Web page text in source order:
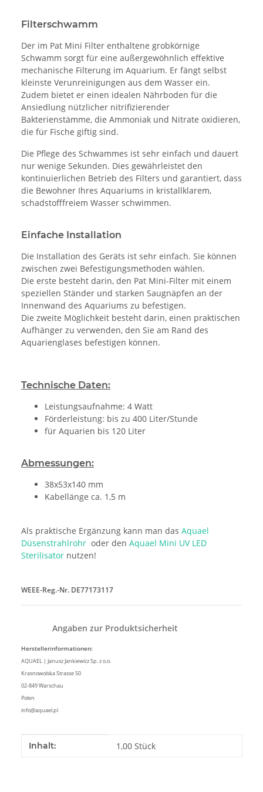
Filterschwamm
Der im Pat Mini Filter enthaltene grobkörnige
Schwamm sorgt für eine außergewöhnlich effektive
mechanische Filterung im Aquarium. Er fängt selbst
kleinste Verunreinigungen aus dem Wasser ein.
Zudem bietet er einen idealen Nährboden für die
Ansiedlung nützlicher nitrifizierender
Bakterienstämme, die Ammoniak und Nitrate oxidieren,
die für Fische giftig sind.
Die Pflege des Schwammes ist sehr einfach und dauert
nur wenige Sekunden. Dies gewährleistet den
kontinuierlichen Betrieb des Filters und garantiert, dass
die Bewohner Ihres Aquariums in kristallklarem,
schadstofffreiem Wasser schwimmen.
Einfache Installation
Die Installation des Geräts ist sehr einfach. Sie können
zwischen zwei Befestigungsmethoden wählen.
Die erste besteht darin, den Pat Mini-Filter mit einem
speziellen Ständer und starken Saugnäpfen an der
Innenwand des Aquariums zu befestigen.
Die zweite Möglichkeit besteht darin, einen praktischen
Aufhänger zu verwenden, den Sie am Rand des
Aquarienglases befestigen können.
Technische Daten:
Leistungsaufnahme: 4 Watt
Förderleistung: bis zu 400 Liter/Stunde
für Aquarien bis 120 Liter
Abmessungen:
38x53x140 mm
Kabellänge ca. 1,5 m
Als praktische Ergänzung kann man das Aquael
Düsenstrahlrohr oder den Aquael Mini UV LED
Sterilisator nutzen!
WEEE-Reg.-Nr. DE77173117
Angaben zur Produktsicherheit
Herstellerinformationen:
AQUAEL | Janusz Jankiewicz Sp. z o.o.
Krasnowolska Strasse 50
02-849 Warschau
Polen
info@aquael.pl
Produkteigenschaft
Wert
Inhalt: 1,00 Stück